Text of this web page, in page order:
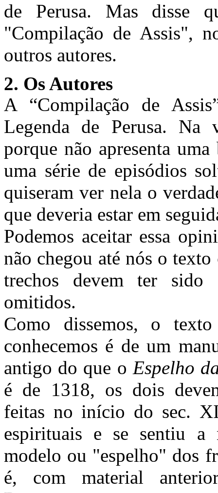
de Perusa. Mas disse
"Compilação de Assis",
outros autores.
2. Os Autores
A “Compilação de
Legenda de Perusa. Na
porque não apresenta
uma série de episódios
quiseram ver nela o
que deveria estar em
Podemos aceitar essa
não chegou até nós o
trechos devem ter sido
omitidos.
Como dissemos, o
conhecemos é de um
antigo do que o Espelho
é de 1318, os dois
feitas no início do sec.
espirituais e se sentiu a
modelo ou "espelho" dos
é, com material